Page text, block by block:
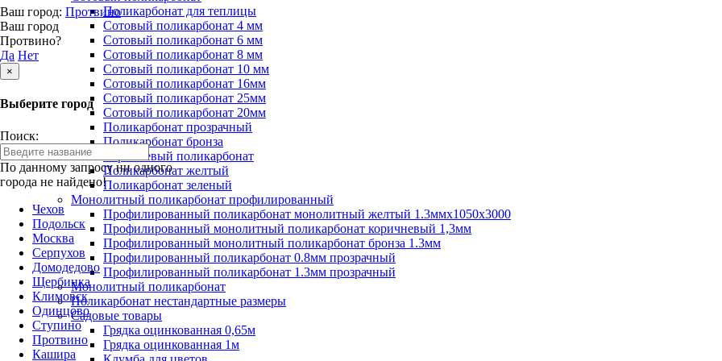
Ваш город: Протвино
Ваш город
Протвино?
Да Нет
×
Выберите город
Поиск:
По данному запросу ни одного
города не найдено!
Чехов
Подольск
Москва
Серпухов
Домодедово
Щербинка
Климовск
Одинцово
Ступино
Протвино
Кашира
Поликарбонат для теплицы
Сотовый поликарбонат 4 мм
Сотовый поликарбонат 6 мм
Сотовый поликарбонат 8 мм
Сотовый поликарбонат 10 мм
Сотовый поликарбонат 16мм
Сотовый поликарбонат 25мм
Сотовый поликарбонат 20мм
Поликарбонат прозрачный
Поликарбонат бронза
Коричневый поликарбонат
Поликарбонат желтый
Поликарбонат зеленый
Монолитный поликарбонат профилированный
Профилированный поликарбонат монолитный желтый 1.3ммх1050х3000
Профилированный монолитный поликарбонат коричневый 1,3мм
Профилированный монолитный поликарбонат бронза 1.3мм
Профилированный поликарбонат 0.8мм прозрачный
Профилированный поликарбонат 1.3мм прозрачный
Монолитный поликарбонат
Поликарбонат нестандартные размеры
Садовые товары
Грядка оцинкованная 0,65м
Грядка оцинкованная 1м